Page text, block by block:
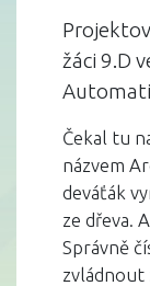
žáci 9.D
Čekal tu
názvem
deváťák
ze dřeva.
Správně
zvládnout